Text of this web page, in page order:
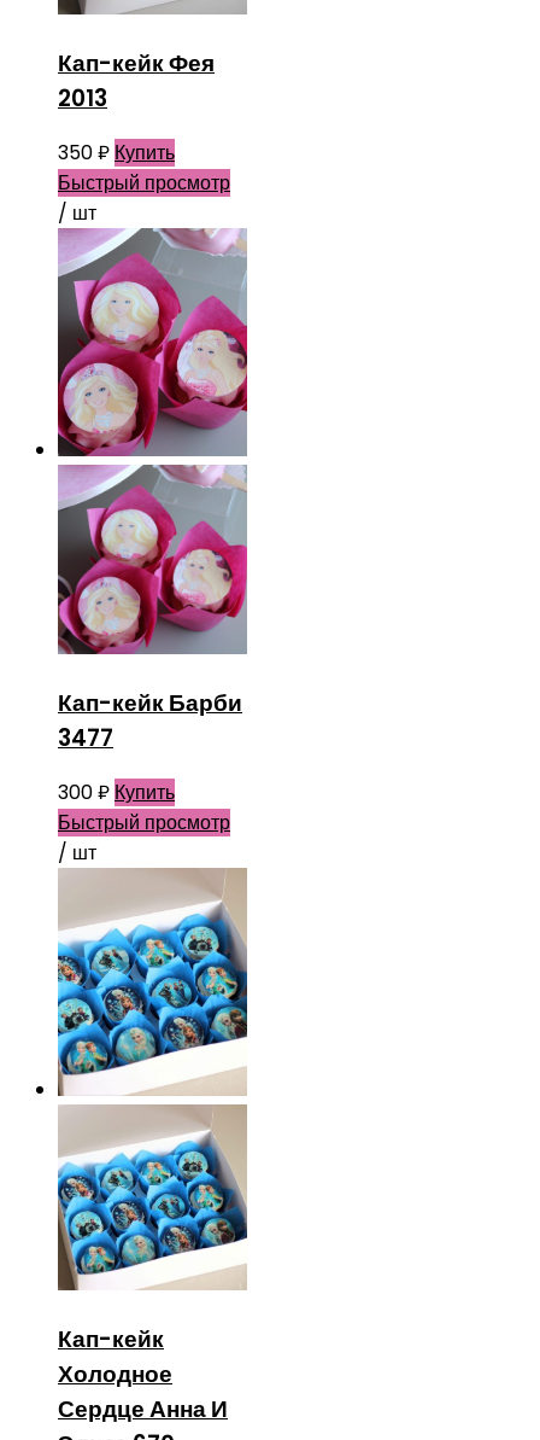
Кап-кейк Фея
2013
350₽ Купить
Быстрый просмотр
/ шт
Кап-кейк Барби
3477
300₽ Купить
Быстрый просмотр
/ шт
Кап-кейк
Холодное
Сердце Анна И